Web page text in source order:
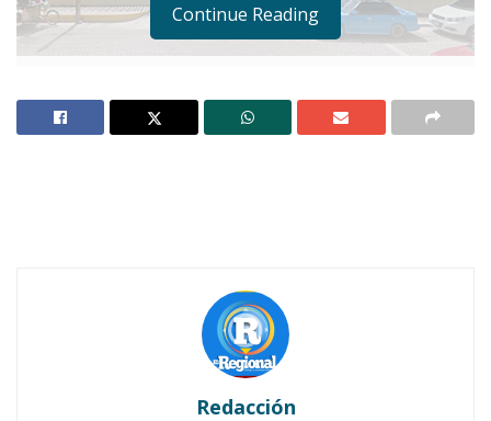
Buena tarde taurina en Ahuacatlán
Continue Reading
Redacción